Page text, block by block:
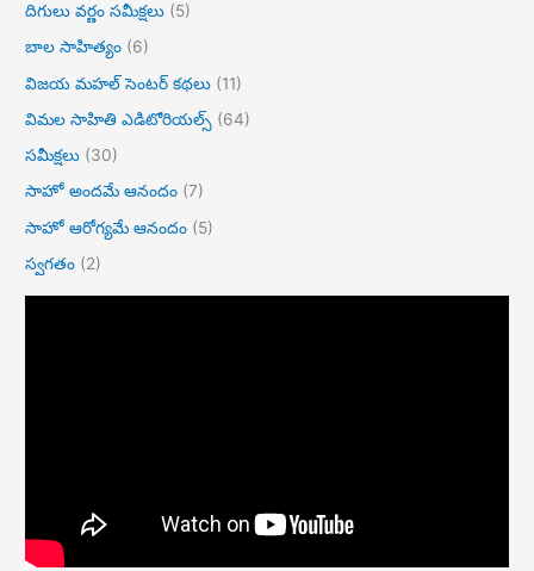
దిగులు వర్ణం సమీక్షలు (5)
బాల సాహిత్యం (6)
విజయ మహల్ సెంటర్ కథలు (11)
విమల సాహితి ఎడిటోరియల్స్ (64)
సమీక్షలు (30)
సాహో అందమే ఆనందం (7)
సాహో ఆరోగ్యమే ఆనందం (5)
స్వగతం (2)